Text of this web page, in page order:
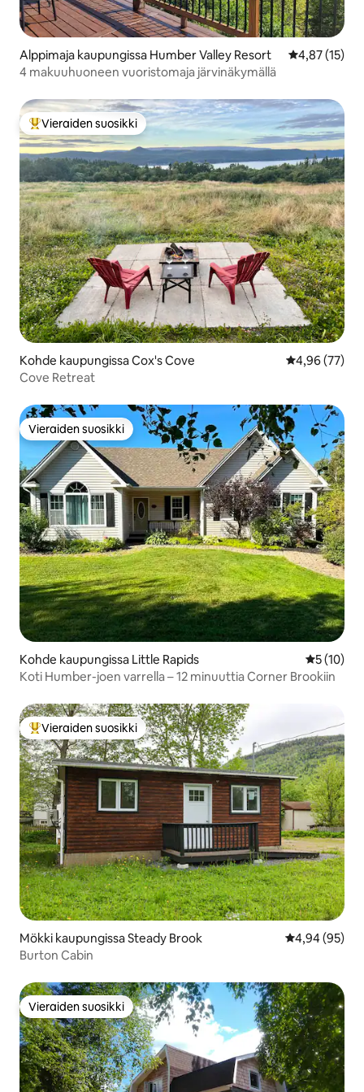
Alppimaja kaupungissa Humber Valley Resort
4,87 (15)
4 makuuhuoneen vuoristomaja järvinäkymällä
Vieraiden suosikkien parhaimmistoa
Vieraiden suosikki
Kohde kaupungissa Cox's Cove
4,96 (77)
Cove Retreat
Vieraiden suosikki
Vieraiden suosikki
Kohde kaupungissa Little Rapids
5 (10)
Koti Humber-joen varrella – 12 minuuttia Corner Brookiin
Vieraiden suosikkien parhaimmistoa
Vieraiden suosikki
Mökki kaupungissa Steady Brook
4,94 (95)
Burton Cabin
Vieraiden suosikki
Vieraiden suosikki